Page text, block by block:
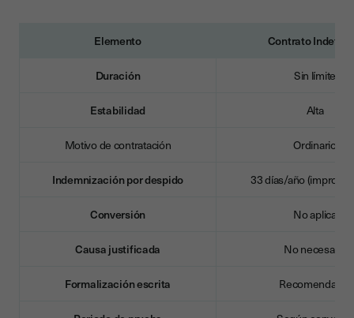
Elemento Contrato
Duración Sin límite
Estabilidad Alta
Motivo de contratación Ordinario
Indemnización por despido 33 días/año
Conversión No aplica
Causa justificada No necesaria
Formalización escrita Recomendable